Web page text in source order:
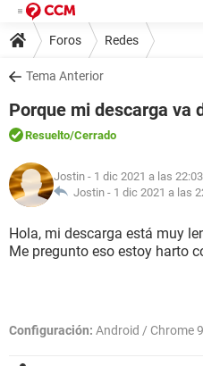
Foros Redes
Tema Anterior
Porque mi descarga va
Resuelto/Cerrado
Jostin - 1 dic 2021 a las 22:03
Jostin - 1 dic 2021 a las
Hola, mi descarga está muy
Me pregunto eso estoy harto
Configuración: Android / Chrome